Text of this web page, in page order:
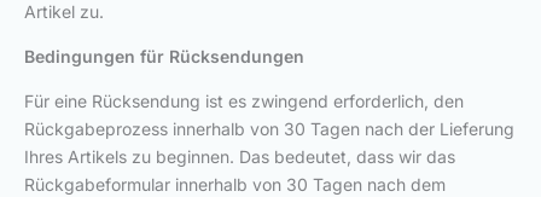
Artikel zu.
Bedingungen für Rücksendungen
Für eine Rücksendung ist es zwingend erforderlich, den
Rückgabeprozess innerhalb von 30 Tagen nach der Lieferung
Ihres Artikels zu beginnen. Das bedeutet, dass wir das
Rückgabeformular innerhalb von 30 Tagen nach dem